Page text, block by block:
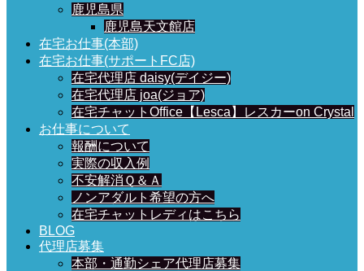
鹿児島県
鹿児島天文館店
在宅お仕事(本部)
在宅お仕事(サポートFC店)
在宅代理店 daisy(デイジー)
在宅代理店 joa(ジョア)
在宅チャットOffice【Lesca】レスカーon Crystal
お仕事について
報酬について
実際の収入例
不安解消Ｑ＆Ａ
ノンアダルト希望の方へ
在宅チャットレディはこちら
BLOG
代理店募集
本部・通勤シェア代理店募集